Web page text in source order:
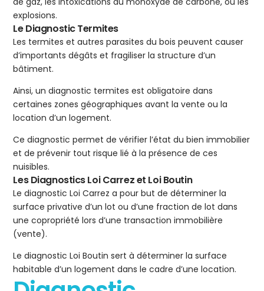
explosions.
Le Diagnostic Termites
Les termites et autres parasites du bois peuvent causer
d’importants dégâts et fragiliser la structure d’un
bâtiment.
Ainsi, un diagnostic termites est obligatoire dans
certaines zones géographiques avant la vente ou la
location d’un logement.
Ce diagnostic permet de vérifier l’état du bien immobilier
et de prévenir tout risque lié à la présence de ces
nuisibles.
Les Diagnostics Loi Carrez et Loi Boutin
Le diagnostic Loi Carrez a pour but de déterminer la
surface privative d’un lot ou d’une fraction de lot dans
une copropriété lors d’une transaction immobilière
(vente).
Le diagnostic Loi Boutin sert à déterminer la surface
habitable d’un logement dans le cadre d’une location.